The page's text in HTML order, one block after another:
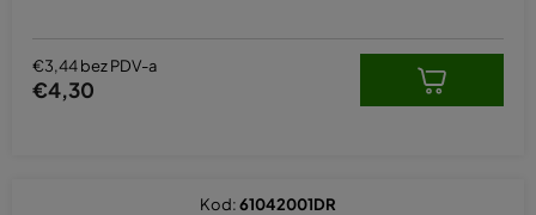
€3,44 bez PDV-a
€4,30
Kod:61042001DR